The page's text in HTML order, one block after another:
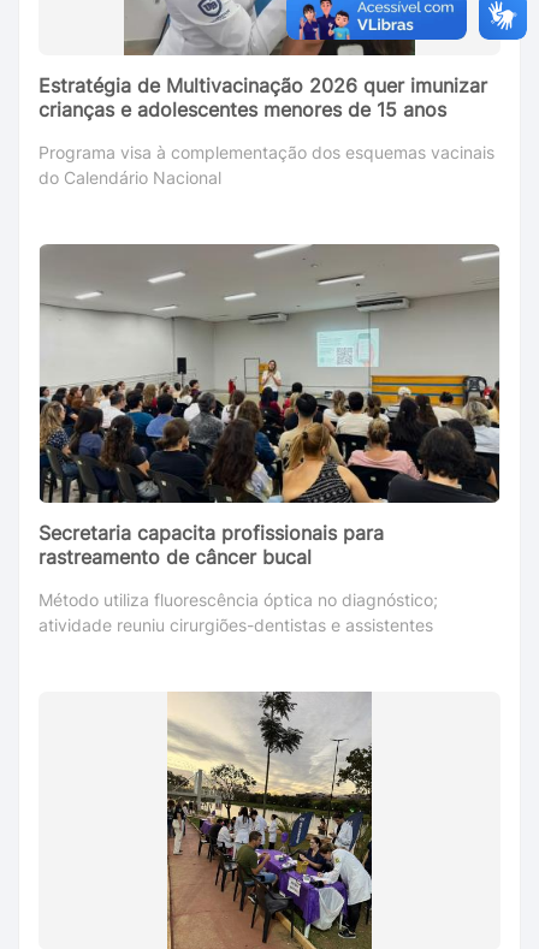
Estratégia de Multivacinação 2026 quer imunizar
crianças e adolescentes menores de 15 anos
Programa visa à complementação dos esquemas vacinais
do Calendário Nacional
Secretaria capacita profissionais para
rastreamento de câncer bucal
Método utiliza fluorescência óptica no diagnóstico;
atividade reuniu cirurgiões-dentistas e assistentes